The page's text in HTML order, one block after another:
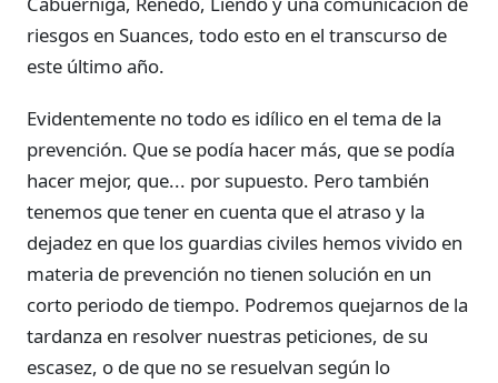
riesgos en Suances, todo esto en el transcurso de
este último año.
Evidentemente no todo es idílico en el tema de la
prevención. Que se podía hacer más, que se podía
hacer mejor, que... por supuesto. Pero también
tenemos que tener en cuenta que el atraso y la
dejadez en que los guardias civiles hemos vivido en
materia de prevención no tienen solución en un
corto periodo de tiempo. Podremos quejarnos de la
tardanza en resolver nuestras peticiones, de su
escasez, o de que no se resuelvan según lo